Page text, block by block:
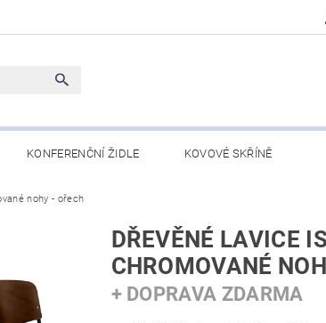
KONFERENČNÍ ŽIDLE KOVOVÉ SKŘÍNĚ
KONTAKTY
nohy - ořech
DŘEVĚNÉ LAVICE
CHROMOVANÉ
+ DOPRAVA ZDARMA